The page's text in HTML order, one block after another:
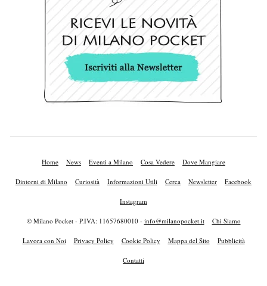
Home News Eventi a Milano Cosa Vedere Dove Mangiare
Dintorni di Milano Curiosità Informazioni Utili Cerca Newsletter Facebook
Instagram
© Milano Pocket - P.IVA: 11657680010 - info@milanopocket.it Chi Siamo
Lavora con Noi Privacy Policy Cookie Policy Mappa del Sito Pubblicità
Contatti